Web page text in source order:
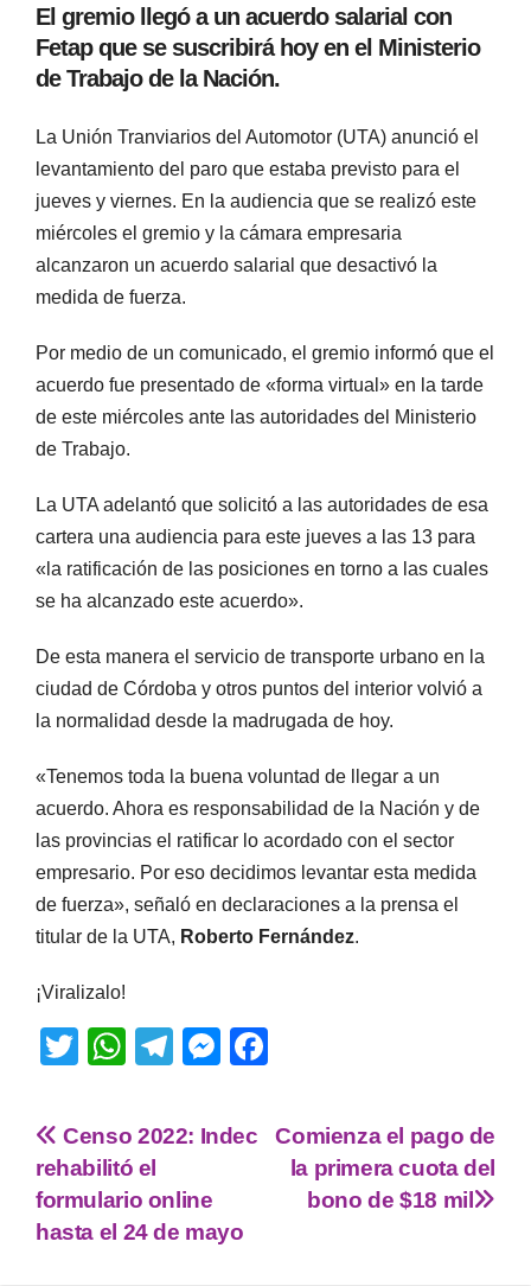
El gremio llegó a un acuerdo salarial con
Fetap que se suscribirá hoy en el Ministerio
de Trabajo de la Nación.
La Unión Tranviarios del Automotor (UTA) anunció el
levantamiento del paro que estaba previsto para el
jueves y viernes. En la audiencia que se realizó este
miércoles el gremio y la cámara empresaria
alcanzaron un acuerdo salarial que desactivó la
medida de fuerza.
Por medio de un comunicado, el gremio informó que el
acuerdo fue presentado de «forma virtual» en la tarde
de este miércoles ante las autoridades del Ministerio
de Trabajo.
La UTA adelantó que solicitó a las autoridades de esa
cartera una audiencia para este jueves a las 13 para
«la ratificación de las posiciones en torno a las cuales
se ha alcanzado este acuerdo».
De esta manera el servicio de transporte urbano en la
ciudad de Córdoba y otros puntos del interior volvió a
la normalidad desde la madrugada de hoy.
«Tenemos toda la buena voluntad de llegar a un
acuerdo. Ahora es responsabilidad de la Nación y de
las provincias el ratificar lo acordado con el sector
empresario. Por eso decidimos levantar esta medida
de fuerza», señaló en declaraciones a la prensa el
titular de la UTA, Roberto Fernández.
¡Viralizalo!
T
tt
er
W
at
s
A
p
T
e
a
m
M
ss
g
c
Comienza el pago de
la primera cuota del
bono de $18 mil
Censo 2022: Indec
rehabilitó el
formulario online
hasta el 24 de mayo